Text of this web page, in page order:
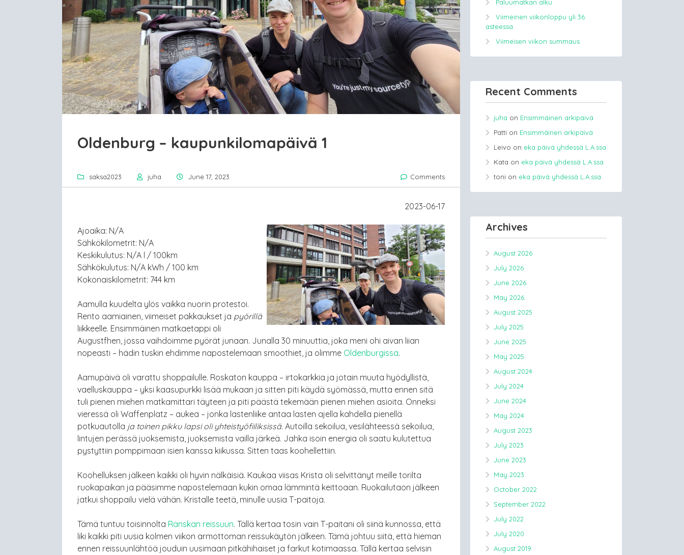
Oldenburg – kaupunkilomapäivä 1
saksa2023 juha June 17, 2023 Comments
2023-06-17
Ajoaika: N/A
Sähkökilometrit: N/A
Keskikulutus: N/A l / 100km
Sähkökulutus: N/A kWh / 100 km
Kokonaiskilometrit: 744 km
Aamulla kuudelta ylös vaikka nuorin protestoi.
Rento aamiainen, viimeiset pakkaukset ja pyörillä
liikkeelle. Ensimmäinen matkaetappi oli
Augustfhen, jossa vaihdoimme pyörät junaan. Junalla 30 minuuttia, joka meni ohi aivan liian
nopeasti – hädin tuskin ehdimme napostelemaan smoothiet, ja olimme Oldenburgissa.
Aamupäivä oli varattu shoppailulle. Roskaton kauppa – irtokarkkia ja jotain muuta hyödyllistä,
vaelluskauppa – yksi kaasupurkki lisää mukaan ja sitten piti käydä syömässä, mutta ennen sitä
tuli pienen miehen matkamittari täyteen ja piti päästä tekemään pienen miehen asioita. Onneksi
vieressä oli Waffenplatz – aukea – jonka lastenliike antaa lasten ajella kahdella pienellä
potkuautolla ja toinen pikku lapsi oli yhteistyöfiiliksissä. Autoilla sekoilua, vesilähteessä sekoilua,
lintujen perässä juoksemista, juoksemista vailla järkeä. Jahka isoin energia oli saatu kulutettua
pystyttiin pomppimaan isien kanssa kiikussa. Sitten taas koohellettiin.
Koohelluksen jälkeen kaikki oli hyvin nälkäisiä. Kaukaa viisas Krista oli selvittänyt meille torilta
ruokapaikan ja pääsimme napostelemaan kukin omaa lämmintä keittoaan. Ruokailutaon jälkeen
jatkui shoppailu vielä vähän. Kristalle teetä, minulle uusia T-paitoja.
Tämä tuntuu toisinnolta Ranskan reissuun. Tällä kertaa tosin vain T-paitani oli siinä kunnossa, että
liki kaikki piti uusia kolmen viikon armottoman reissukäytön jälkeen. Tämä johtuu siitä, että hieman
ennen reissuunlähtöä jouduin uusimaan pitkähihaiset ja farkut kotimaassa. Tällä kertaa selvisin
Paluumatkan alku
Viimeinen viikonloppu yli 36
asteessa.
Viimeisen viikon summaus
Recent Comments
juha on Ensimmäinen arkipäivä
Patti on Ensimmäinen arkipäivä
Leivo on eka päivä yhdessä L.A.ssa
Kata on eka päivä yhdessä L.A.ssa
toni on eka päivä yhdessä L.A.ssa
Archives
August 2026
July 2026
June 2026
May 2026
August 2025
July 2025
June 2025
May 2025
August 2024
July 2024
June 2024
May 2024
August 2023
July 2023
June 2023
May 2023
October 2022
September 2022
July 2022
July 2020
August 2019